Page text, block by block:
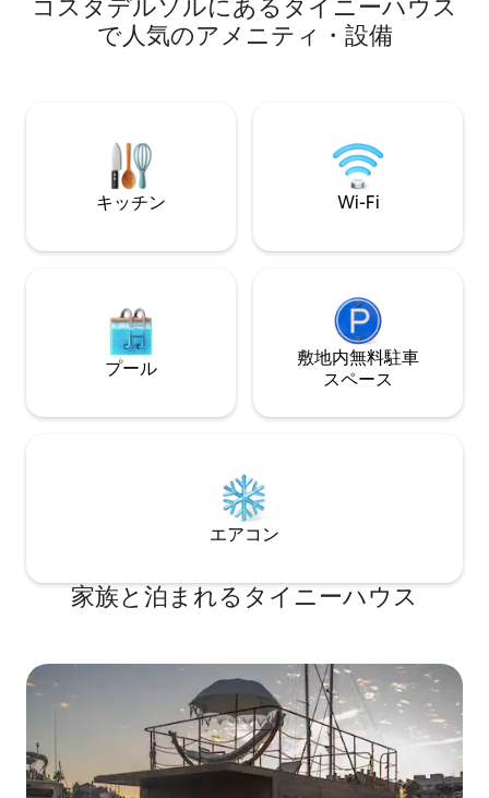
ル、屋外キッチン、テラス、庭、景色な
末、平日、月によって異なります） 注：
コスタデルソルにあるタイニーハウス
で人気のアメニティ・設備
キッチン Wi-Fi
プール
敷地内無料駐⁠車
ス⁠ペ⁠ー⁠ス
エアコン
家族と泊まれるタイニーハウス